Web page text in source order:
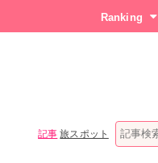
Ranking
記事 旅スポット